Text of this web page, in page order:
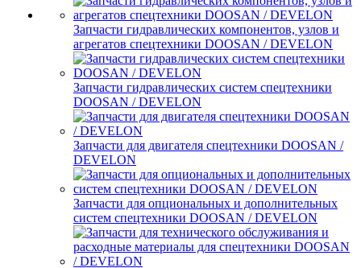
Запчасти гидравлических компонентов, узлов и
агрегатов спецтехники DOOSAN / DEVELON
Запчасти гидравлических систем спецтехники
DOOSAN / DEVELON
Запчасти для двигателя спецтехники DOOSAN /
DEVELON
Запчасти для опциональных и дополнительных
систем спецтехники DOOSAN / DEVELON